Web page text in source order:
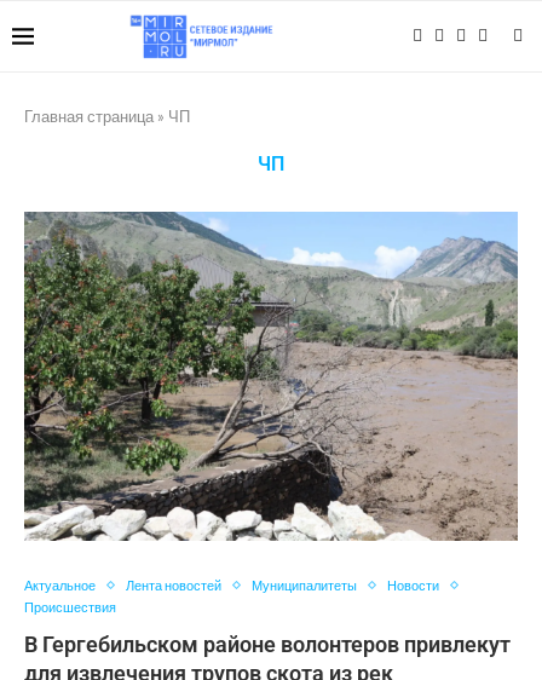
Главная страница » ЧП
ЧП
Актуальное Лента новостей Муниципалитеты
Новости
Происшествия
В Гергебильском районе волонтеров привлекут
для извлечения трупов скота из рек